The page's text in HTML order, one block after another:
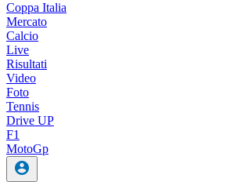
Coppa Italia
Mercato
Calcio
Live
Risultati
Video
Foto
Tennis
Drive UP
F1
MotoGp